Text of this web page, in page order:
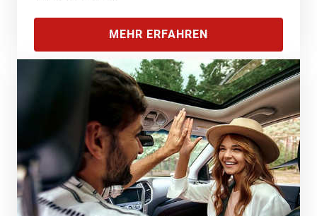
MEHR ERFAHREN